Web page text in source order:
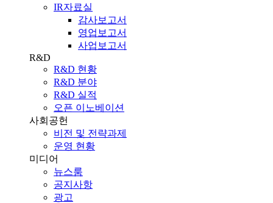
IR자료실
감사보고서
영업보고서
사업보고서
R&D
R&D 현황
R&D 분야
R&D 실적
오픈 이노베이션
사회공헌
비전 및 전략과제
운영 현황
미디어
뉴스룸
공지사항
광고